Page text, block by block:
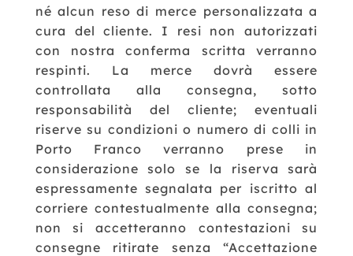
né alcun reso di merce personalizzata a
cura del cliente. I resi non autorizzati
con nostra conferma scritta verranno
respinti. La merce dovrà essere
controllata alla consegna, sotto
responsabilità del cliente; eventuali
riserve su condizioni o numero di colli in
Porto Franco verranno prese in
considerazione solo se la riserva sarà
espressamente segnalata per iscritto al
corriere contestualmente alla consegna;
non si accetteranno contestazioni su
consegne ritirate senza “Accettazione